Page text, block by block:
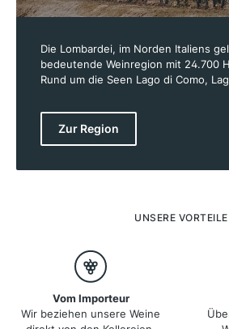
Die Lombardei, im Norden Italiens
bedeutende Weinregion mit 24.700
Rund um die Seen Lago di Como,
hochwertige Weine. Berühmt ist die
exzellenten Schaumweine aus
Rot- und Weißweinen produziert,
Zur Region
UNSERE VORTEILE
Vom Importeur
Wir beziehen unsere Weine